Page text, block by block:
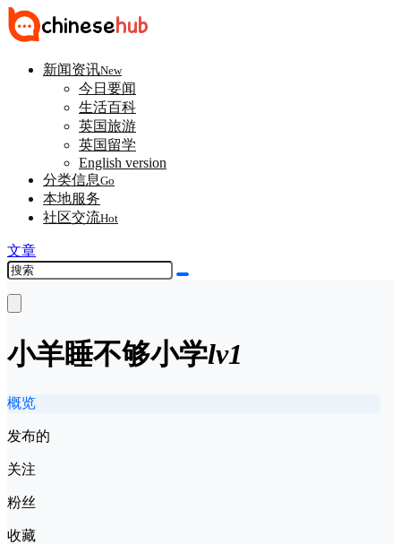
新闻资讯New
今日要闻
生活百科
英国旅游
英国留学
English version
分类信息Go
本地服务
社区交流Hot
文章
小羊睡不够小学lv1
概览
发布的
关注
粉丝
收藏